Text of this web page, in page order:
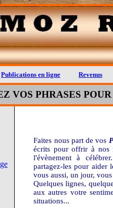
Publications en ligne Revenus
VOS PHRASES
Faites nous part de vos
écrits pour offrir à nos
l'évènement à
partagez-les pour aider
vous aussi, un jour,
Quelques lignes,
aux autres votre
situations...